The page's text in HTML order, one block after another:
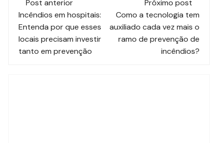
de
post
Post anterior
Incêndios em hospitais:
Entenda por que esses
locais precisam investir
tanto em prevenção
Próximo post
Como a tecnologia tem
auxiliado cada vez mais o
ramo de prevenção de
incêndios?